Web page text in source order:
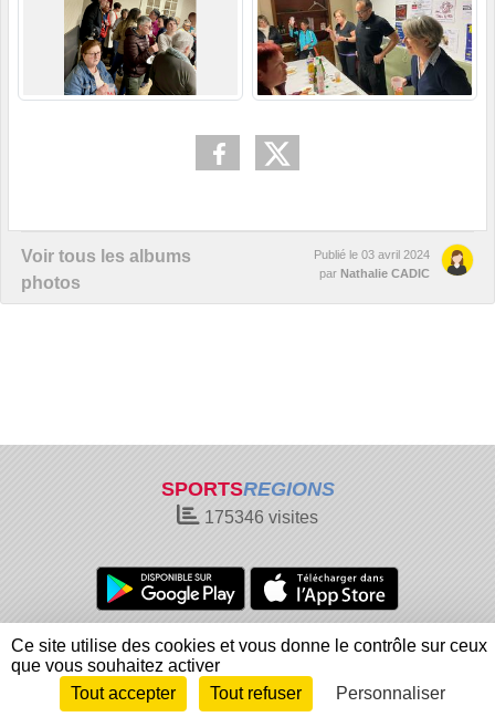
Voir tous les albums
photos
Publié le 03 avril 2024
par Nathalie CADIC
SPORTSREGIONS
175346 visites
Charte cookies
Gestion des cookies
Informations légales
Signaler un contenu inapproprié
Envie de participer ?
Connexion
Ce site utilise des cookies et vous donne le contrôle sur ceux
que vous souhaitez activer
Tout accepter
Tout refuser Personnaliser